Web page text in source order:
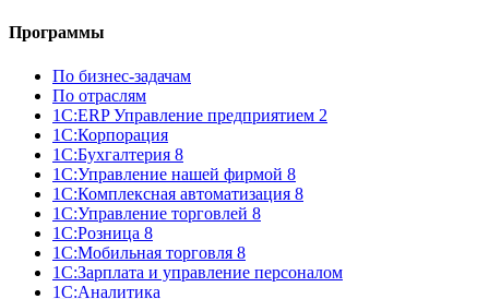
Программы
По бизнес-задачам
По отраслям
1C:ERP Управление предприятием 2
1С:Корпорация
1С:Бухгалтерия 8
1С:Управление нашей фирмой 8
1С:Комплексная автоматизация 8
1С:Управление торговлей 8
1С:Розница 8
1С:Мобильная торговля 8
1С:Зарплата и управление персоналом
1С:Аналитика